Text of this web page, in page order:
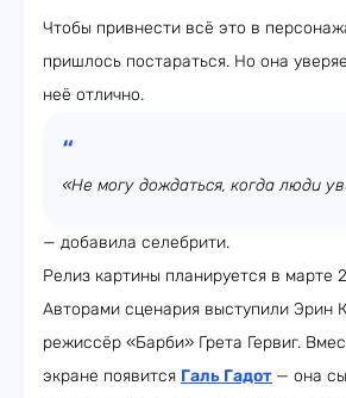
Чтобы привнести всё это в
пришлось постараться. Но она
неё отлично.
«Не могу дождаться, когда люди
— добавила селебрити.
Релиз картины планируется в марте
Авторами сценария выступили Эрин
режиссёр «Барби» Грета Гервиг.
экране появится Галь Гадот — она